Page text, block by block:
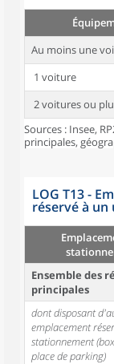
Au moins une
1 voiture
2 voitures ou
Sources : Insee,
principales,
LOG T13 -
réservé à un
Ensemble des
principales
dont disposant
emplacement
stationnement
place de parking)